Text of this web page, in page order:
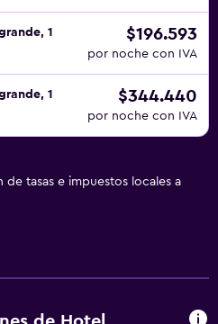
1
$196.593
por noche con IVA
1
$344.440
por noche con IVA
de tasas e impuestos locales a